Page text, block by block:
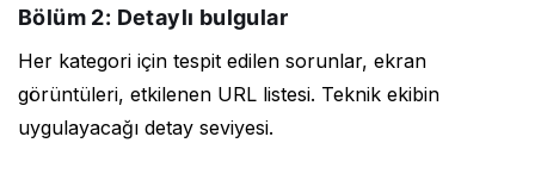
Bölüm 2: Detaylı bulgular
Her kategori için tespit edilen sorunlar, ekran
görüntüleri, etkilenen URL listesi. Teknik ekibin
uygulayacağı detay seviyesi.